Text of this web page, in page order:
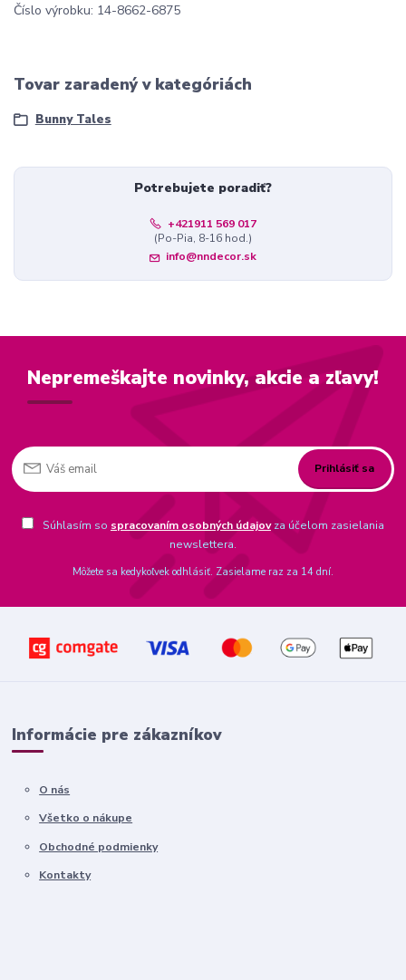
Číslo výrobku: 14-8662-6875
Tovar zaradený v kategóriách
Bunny Tales
Potrebujete poradiť?
+421911 569 017
(Po-Pia, 8-16 hod.)
info@nndecor.sk
Nepremeškajte novinky, akcie a zľavy!
Prihlásiť sa
Súhlasím so spracovaním osobných údajovza účelom zasielania
newslettera.
Môžete sa kedykoľvek odhlásiť. Zasielame raz za 14 dní.
Informácie pre zákazníkov
O nás
Všetko o nákupe
Obchodné podmienky
Kontakty